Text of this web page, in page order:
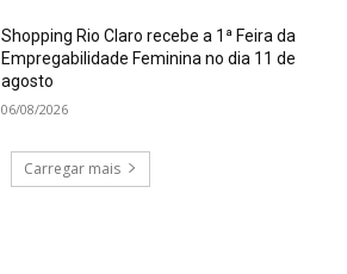
Shopping Rio Claro recebe a 1ª Feira da
Empregabilidade Feminina no dia 11 de
agosto
06/08/2026
Carregar mais